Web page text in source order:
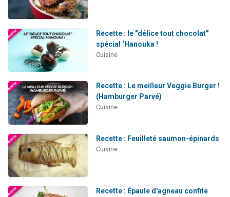
Recette : le "délice tout chocolat"
spécial ‘Hanouka !
Cuisine
Recette : Le meilleur Veggie Burger !
(Hamburger Parvé)
Cuisine
Recette : Feuilleté saumon-épinards
Cuisine
Recette : Épaule d'agneau confite